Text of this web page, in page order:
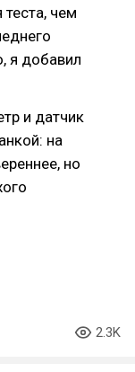
чем
я добавил
и датчик
на
но
2.3K